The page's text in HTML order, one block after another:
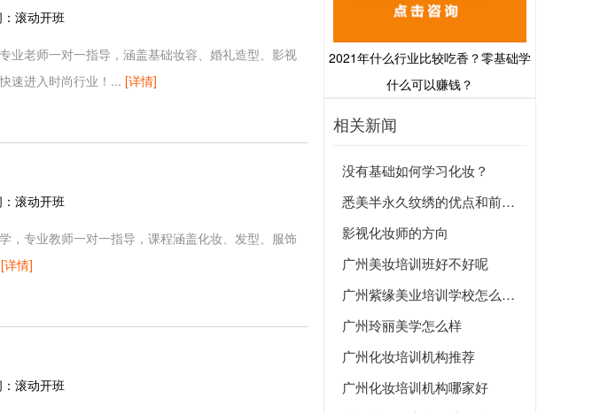
滚动开班
业老师一对一指导，涵盖基础妆容、婚礼造型、影视
速进入时尚行业！... [详情]
滚动开班
，专业教师一对一指导，课程涵盖化妆、发型、服饰
[详情]
滚动开班
2021年什么行业比较吃香？零基础学
什么可以赚钱？
相关新闻
没有基础如何学习化妆？
悉美半永久纹绣的优点和前景你应该知道！
影视化妆师的方向
广州美妆培训班好不好呢
广州紫缘美业培训学校怎么样-好吗
广州玲丽美学怎么样
广州化妆培训机构推荐
广州化妆培训机构哪家好